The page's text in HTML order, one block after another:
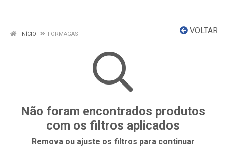
VOLTAR
INÍCIO FORMAGAS
Não foram encontrados produtos
com os filtros aplicados
Remova ou ajuste os filtros para continuar